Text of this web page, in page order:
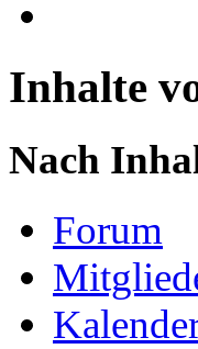
Inhalte
Nach
Forum